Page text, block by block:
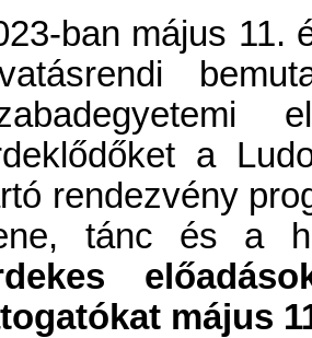
ban május 11.
a
rendezvény
tánc és a
május